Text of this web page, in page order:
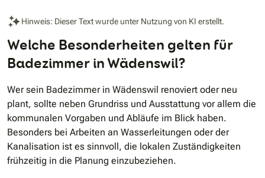
Hinweis: Dieser Text wurde unter Nutzung von KI erstellt.
Welche Besonderheiten gelten für
Badezimmer in Wädenswil?
Wer sein Badezimmer in Wädenswil renoviert oder neu
plant, sollte neben Grundriss und Ausstattung vor allem die
kommunalen Vorgaben und Abläufe im Blick haben.
Besonders bei Arbeiten an Wasserleitungen oder der
Kanalisation ist es sinnvoll, die lokalen Zuständigkeiten
frühzeitig in die Planung einzubeziehen.